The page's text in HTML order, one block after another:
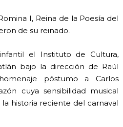
I, Reina de la Poesía del
de su reinado.
el Instituto de Cultura,
bajo la dirección de Raúl
póstumo a Carlos
cuya sensibilidad musical
historia reciente del carnaval